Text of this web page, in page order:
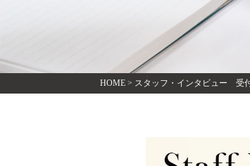
HOME > スタッフ・インタビュー 受